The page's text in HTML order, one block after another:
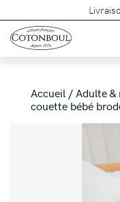
Accueil / Adulte &
couette bébé